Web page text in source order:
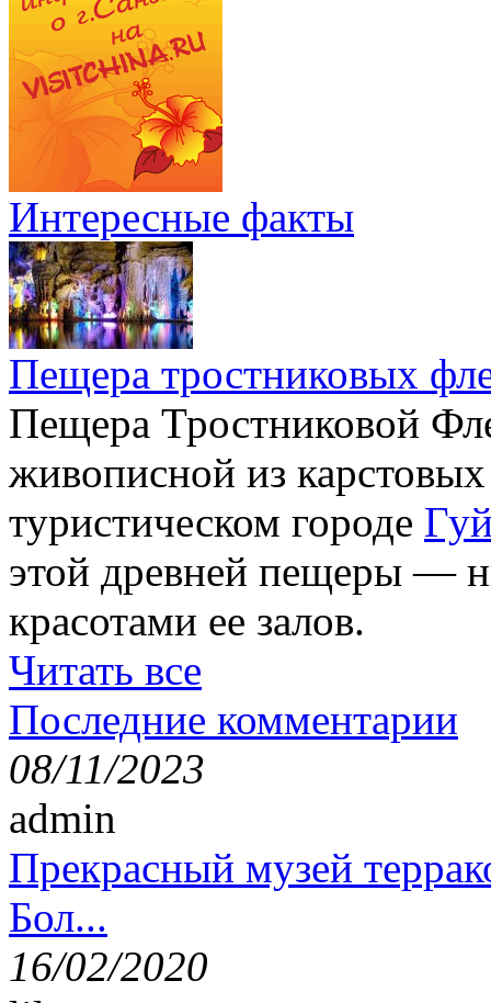
Интересные факты
Пещера тростниковых
Пещера Тростниковой
живописной из
туристическом городе
этой древней пещеры —
красотами ее залов.
Читать все
Последние комментарии
08/11/2023
admin
Прекрасный музей
Бол...
16/02/2020